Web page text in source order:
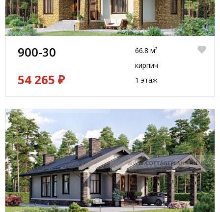
900-30
54 265 ₽
66.8 м²
кирпич
1 этаж